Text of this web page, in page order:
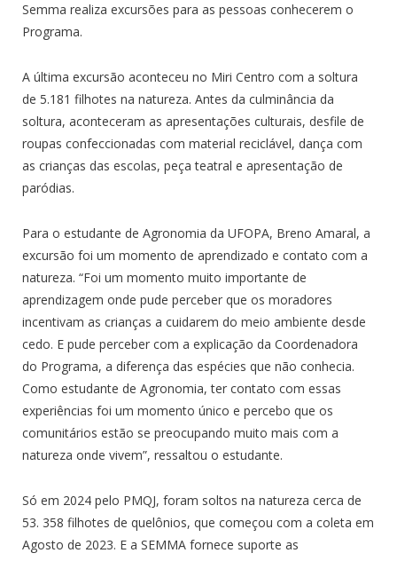
Semma realiza excursões para as pessoas conhecerem o
Programa.
A última excursão aconteceu no Miri Centro com a soltura
de 5.181 filhotes na natureza. Antes da culminância da
soltura, aconteceram as apresentações culturais, desfile de
roupas confeccionadas com material reciclável, dança com
as crianças das escolas, peça teatral e apresentação de
paródias.
Para o estudante de Agronomia da UFOPA, Breno Amaral, a
excursão foi um momento de aprendizado e contato com a
natureza. “Foi um momento muito importante de
aprendizagem onde pude perceber que os moradores
incentivam as crianças a cuidarem do meio ambiente desde
cedo. E pude perceber com a explicação da Coordenadora
do Programa, a diferença das espécies que não conhecia.
Como estudante de Agronomia, ter contato com essas
experiências foi um momento único e percebo que os
comunitários estão se preocupando muito mais com a
natureza onde vivem”, ressaltou o estudante.
Só em 2024 pelo PMQJ, foram soltos na natureza cerca de
53. 358 filhotes de quelônios, que começou com a coleta em
Agosto de 2023. E a SEMMA fornece suporte as